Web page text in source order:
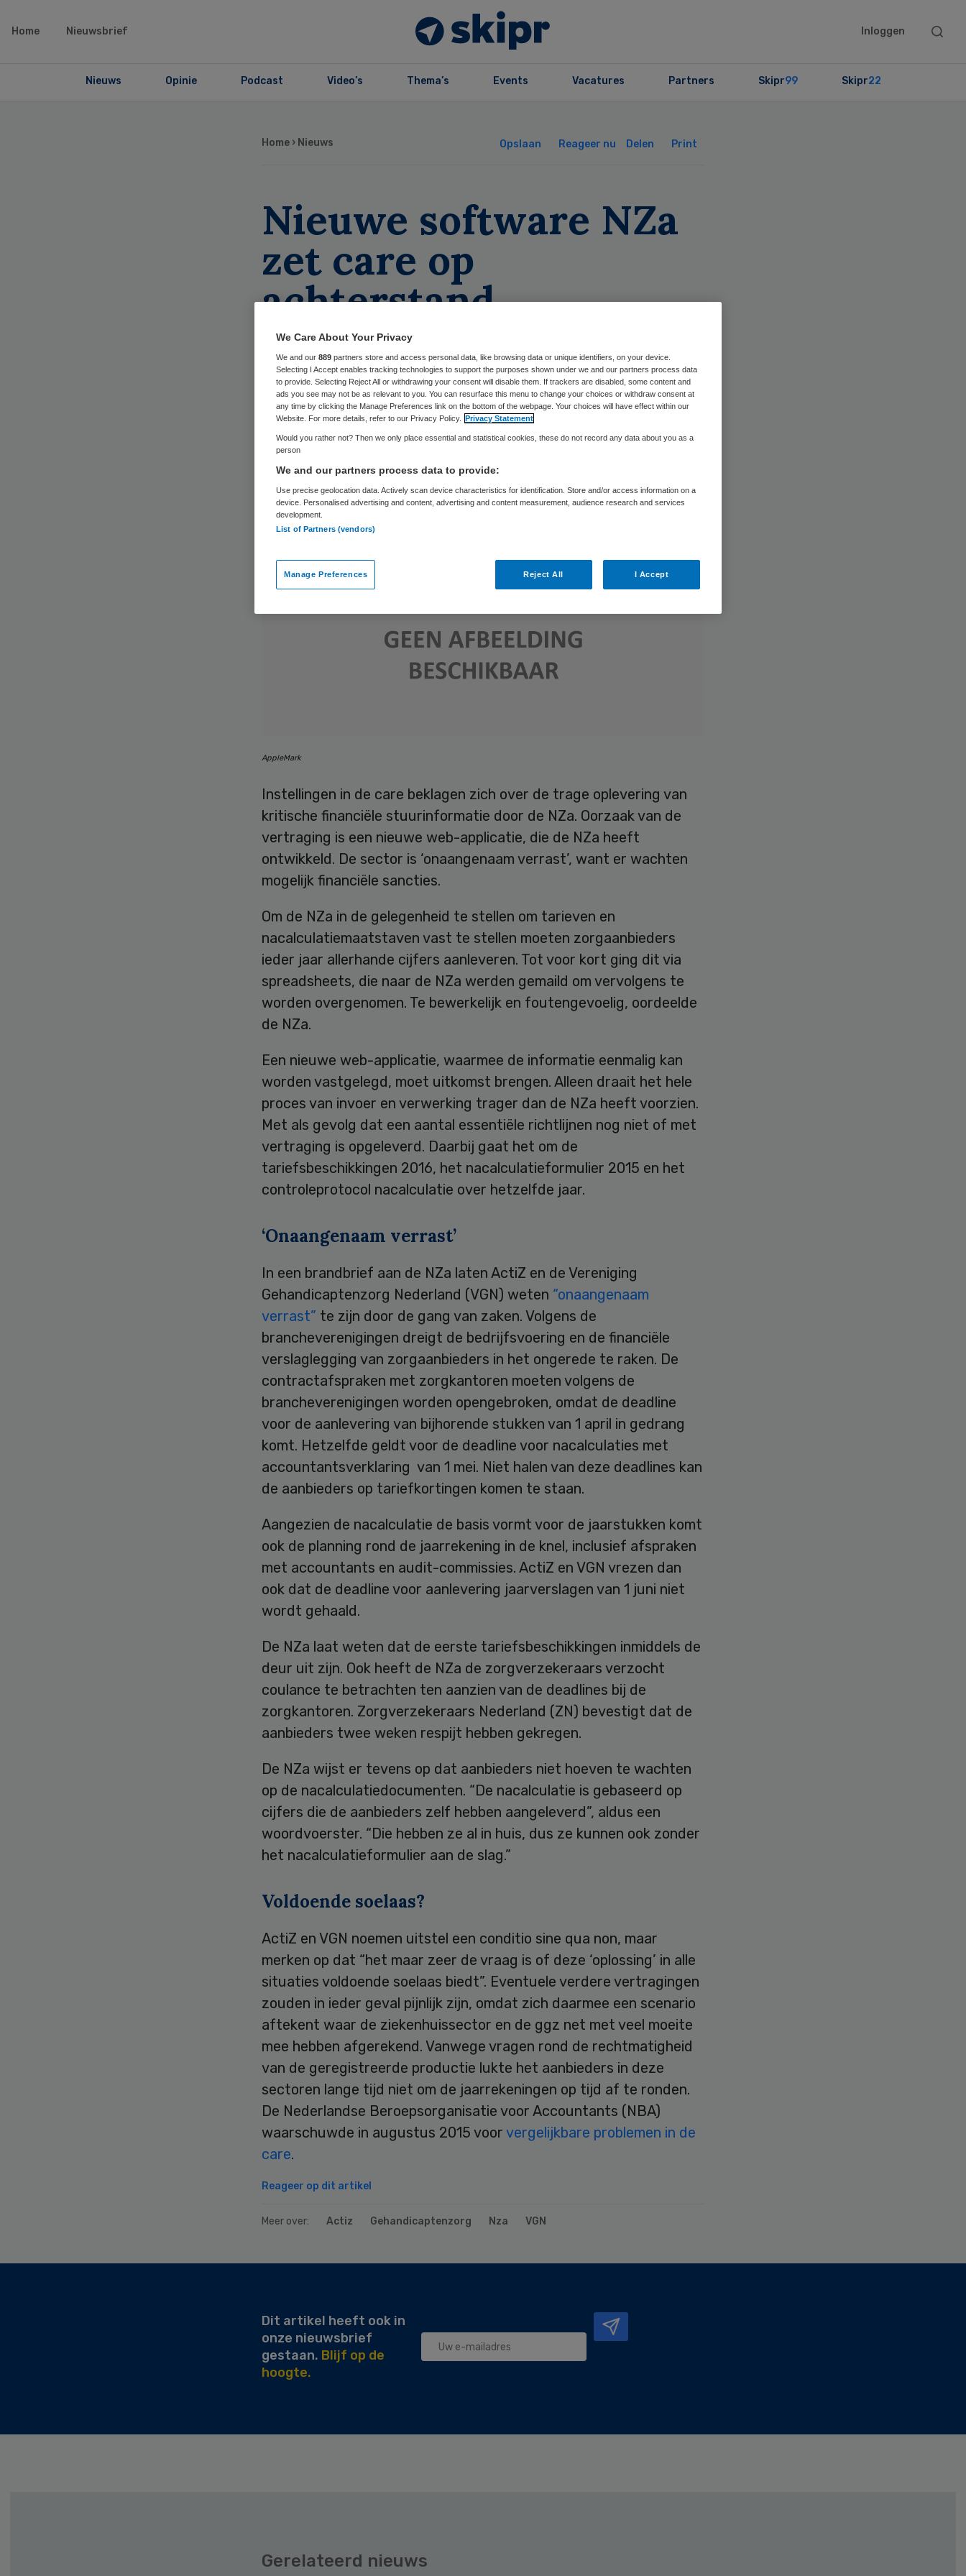
Home Nieuwsbrief Inloggen
Search
Nieuws Opinie Podcast Video’s Thema’s Events Vacatures Partners Skipr99 Skipr22
Home › Nieuws Opslaan Reageer nu Delen Print
Nieuwe software NZa
zet care op
achterstand
Skipr Redactie 4 februari 2016,14:59 298 keer gelezen
AppleMark
Instellingen in de care beklagen zich over de trage oplevering van
kritische financiële stuurinformatie door de NZa. Oorzaak van de
vertraging is een nieuwe web-applicatie, die de NZa heeft
ontwikkeld. De sector is ‘onaangenaam verrast’, want er wachten
mogelijk financiële sancties.
Om de NZa in de gelegenheid te stellen om tarieven en
nacalculatiemaatstaven vast te stellen moeten zorgaanbieders
ieder jaar allerhande cijfers aanleveren. Tot voor kort ging dit via
spreadsheets, die naar de NZa werden gemaild om vervolgens te
worden overgenomen. Te bewerkelijk en foutengevoelig, oordeelde
de NZa.
Een nieuwe web-applicatie, waarmee de informatie eenmalig kan
worden vastgelegd, moet uitkomst brengen. Alleen draait het hele
proces van invoer en verwerking trager dan de NZa heeft voorzien.
Met als gevolg dat een aantal essentiële richtlijnen nog niet of met
vertraging is opgeleverd. Daarbij gaat het om de
tariefsbeschikkingen 2016, het nacalculatieformulier 2015 en het
controleprotocol nacalculatie over hetzelfde jaar.
‘Onaangenaam verrast’
In een brandbrief aan de NZa laten ActiZ en de Vereniging
Gehandicaptenzorg Nederland (VGN) weten “onaangenaam
verrast” te zijn door de gang van zaken. Volgens de
brancheverenigingen dreigt de bedrijfsvoering en de financiële
verslaglegging van zorgaanbieders in het ongerede te raken. De
contractafspraken met zorgkantoren moeten volgens de
brancheverenigingen worden opengebroken, omdat de deadline
voor de aanlevering van bijhorende stukken van 1 april in gedrang
komt. Hetzelfde geldt voor de deadline voor nacalculaties met
accountantsverklaring van 1 mei. Niet halen van deze deadlines kan
de aanbieders op tariefkortingen komen te staan.
Aangezien de nacalculatie de basis vormt voor de jaarstukken komt
ook de planning rond de jaarrekening in de knel, inclusief afspraken
met accountants en audit-commissies. ActiZ en VGN vrezen dan
ook dat de deadline voor aanlevering jaarverslagen van 1 juni niet
wordt gehaald.
De NZa laat weten dat de eerste tariefsbeschikkingen inmiddels de
deur uit zijn. Ook heeft de NZa de zorgverzekeraars verzocht
coulance te betrachten ten aanzien van de deadlines bij de
zorgkantoren. Zorgverzekeraars Nederland (ZN) bevestigt dat de
aanbieders twee weken respijt hebben gekregen.
De NZa wijst er tevens op dat aanbieders niet hoeven te wachten
op de nacalculatiedocumenten. “De nacalculatie is gebaseerd op
cijfers die de aanbieders zelf hebben aangeleverd”, aldus een
woordvoerster. “Die hebben ze al in huis, dus ze kunnen ook zonder
het nacalculatieformulier aan de slag.”
Voldoende soelaas?
ActiZ en VGN noemen uitstel een conditio sine qua non, maar
merken op dat “het maar zeer de vraag is of deze ‘oplossing’ in alle
situaties voldoende soelaas biedt”. Eventuele verdere vertragingen
zouden in ieder geval pijnlijk zijn, omdat zich daarmee een scenario
aftekent waar de ziekenhuissector en de ggz net met veel moeite
mee hebben afgerekend. Vanwege vragen rond de rechtmatigheid
van de geregistreerde productie lukte het aanbieders in deze
sectoren lange tijd niet om de jaarrekeningen op tijd af te ronden.
De Nederlandse Beroepsorganisatie voor Accountants (NBA)
waarschuwde in augustus 2015 voor vergelijkbare problemen in de
care.
Reageer op dit artikel
Meer over: Actiz Gehandicaptenzorg Nza VGN
Dit artikel heeft ook in
onze nieuwsbrief
gestaan. Blijf op de
hoogte.
Gerelateerd nieuws
We Care About Your Privacy
We and our 889 partners store and access personal data, like browsing data or unique identifiers, on your device.
Selecting I Accept enables tracking technologies to support the purposes shown under we and our partners process data
to provide. Selecting Reject All or withdrawing your consent will disable them. If trackers are disabled, some content and
ads you see may not be as relevant to you. You can resurface this menu to change your choices or withdraw consent at
any time by clicking the Manage Preferences link on the bottom of the webpage. Your choices will have effect within our
Website. For more details, refer to our Privacy Policy.
Privacy Statement
Would you rather not? Then we only place essential and statistical cookies, these do not record any data about you as a
person
We and our partners process data to provide:
Use precise geolocation data. Actively scan device characteristics for identification. Store and/or access information on a
device. Personalised advertising and content, advertising and content measurement, audience research and services
development.
List of Partners (vendors)
Manage Preferences Reject All I Accept